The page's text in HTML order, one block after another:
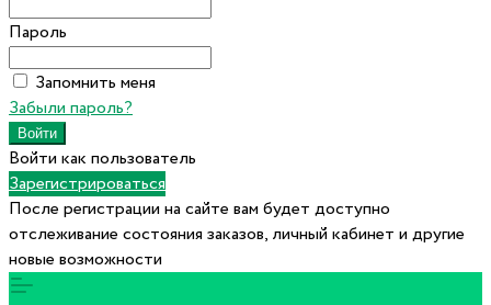
Пароль
Запомнить меня
Забыли пароль?
Войти как пользователь
Зарегистрироваться
После регистрации на сайте вам будет доступно
отслеживание состояния заказов, личный кабинет и другие
новые возможности